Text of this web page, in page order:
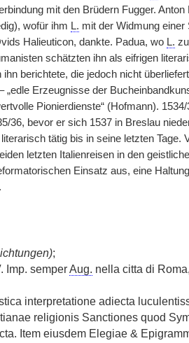
mit den Brüdern Fugger. Anton
wofür ihm L. mit der Widmung einer
Halieuticon, dankte. Padua, wo L.
schätzten ihn als eifrigen
ihn berichtete, die jedoch nicht
Erzeugnisse der
Pionierdienste“ (Hofmann).
36, bevor er sich 1537 in Breslau
tätig bis in seine letzten Tage.
letzten Italienreisen in den
Einsatz aus, eine
;
Imp. semperAug. nella citta di
interpretatione adiecta
religionis Sanctiones quod
Item eiusdem Elegiae &